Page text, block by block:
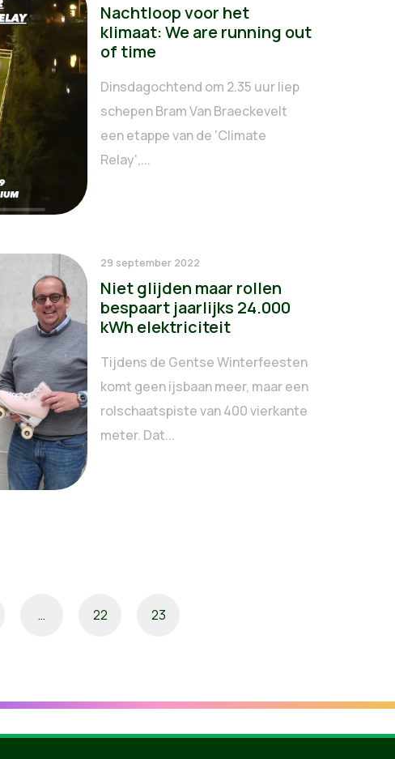
Nachtloop voor het
klimaat: We are running out
of time
Dinsdagochtend om 2.35 uur liep
schepen Bram Van Braeckevelt
een etappe van de 'Climate
Relay',...
29 september 2022
Niet glijden maar rollen
bespaart jaarlijks 24.000
kWh elektriciteit
Tijdens de Gentse Winterfeesten
komt geen ijsbaan meer, maar een
rolschaatspiste van 400 vierkante
meter. Dat...
… 22 23